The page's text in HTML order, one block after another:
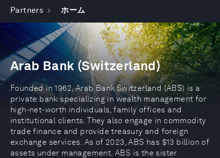
Partners ホーム
Arab Bank (Switzerland)
Founded in 1962, Arab Bank Switzerland (ABS) is a
private bank specializing in wealth management for
high-net-worth individuals, family offices and
institutional clients. They also engage in commodity
trade finance and provide treasury and foreign
exchange services. As of 2023, ABS has $13 billion of
assets under management. ABS is the sister